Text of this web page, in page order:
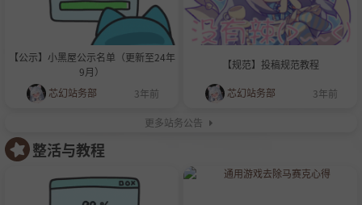
【公示】小黑屋公示名单（更新至24年
9月）
芯幻站务部
3年前
【规范】投稿规范教程
芯幻站务部 3年前
更多站务公告
整活与教程